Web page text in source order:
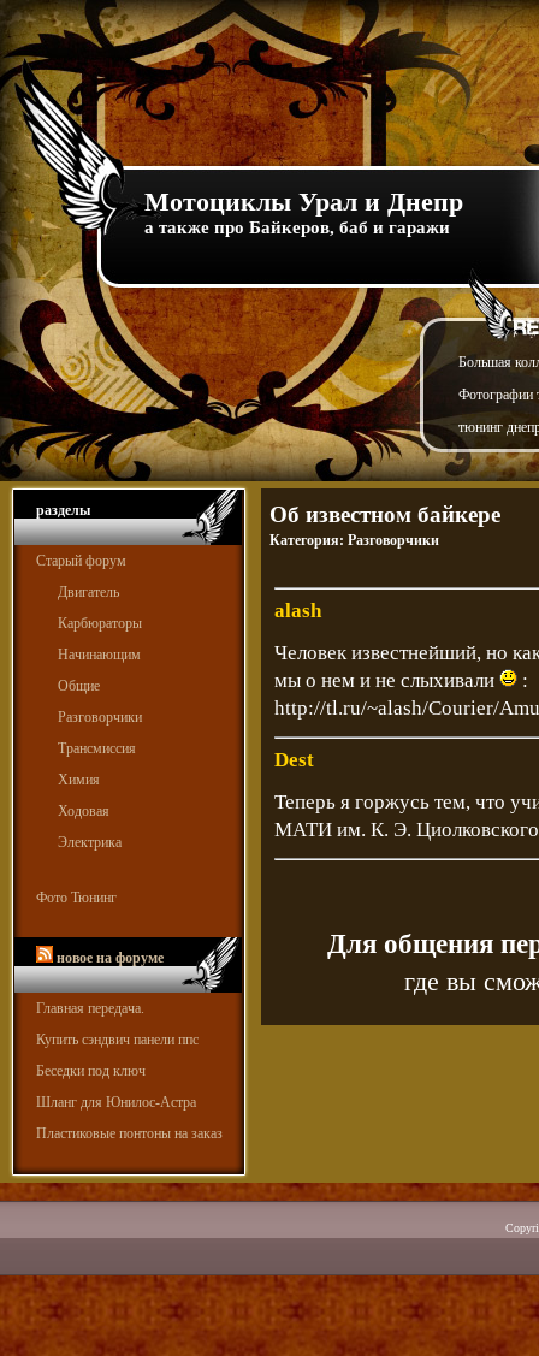
Мотоциклы Урал и Днепр
а также про Байкеров, баб и гаражи
Большая
Фотографии
тюнинг
разделы
Старый форум
Двигатель
Карбюраторы
Начинающим
Общие
Разговорчики
Трансмиссия
Химия
Ходовая
Электрика
Фото Тюнинг
новое на форуме
Главная передача.
Купить сэндвич панели ппс
Беседки под ключ
Шланг для Юнилос-Астра
Пластиковые понтоны на заказ
Об известном байкере
Категория: Разговорчики
alash
Человек известнейший, но
мы о нем и не слыхивали
:
http://tl.ru/~alash/Courier/
Dest
Теперь я горжусь тем, что
МАТИ им. К. Э.
Для общения
где вы